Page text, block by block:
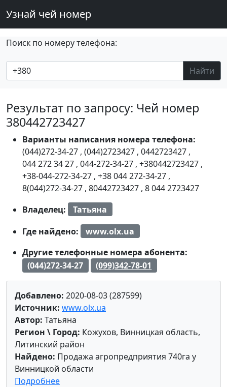
Узнай чей номер
Поиск по номеру телефона:
Найти
Результат по запросу: Чей номер
380442723427
Варианты написания номера телефона:
(044)272-34-27 , (044)2723427 , 0442723427 ,
044 272 34 27 , 044-272-34-27 , +380442723427 ,
+38-044-272-34-27 , +38 044 272-34-27 ,
8(044)272-34-27 , 80442723427 , 8 044 2723427
Владелец:
Татьяна
Где найдено:
www.olx.ua
Другие телефонные номера абонента:
(044)272-34-27
(099)342-78-01
Добавлено: 2020-08-03 (287599)
Источник: www.olx.ua
Автор: Татьяна
Регион \ Город: Кожухов, Винницкая область,
Литинский район
Найдено: Продажа агропредприятия 740га у
Винницкой области
Подробнее